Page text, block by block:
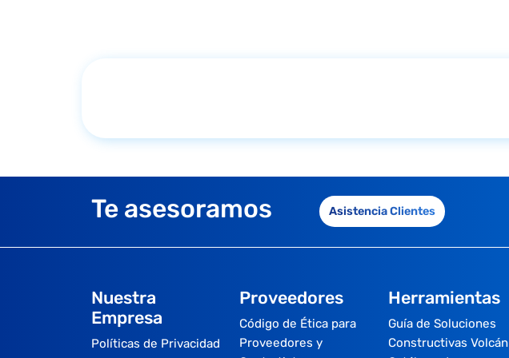
Te asesoramos Asistencia Clientes
Nuestra
Empresa
Políticas de Privacidad
Proveedores
Código de Ética para
Proveedores y
Herramientas
Guía de Soluciones
Constructivas Volcán